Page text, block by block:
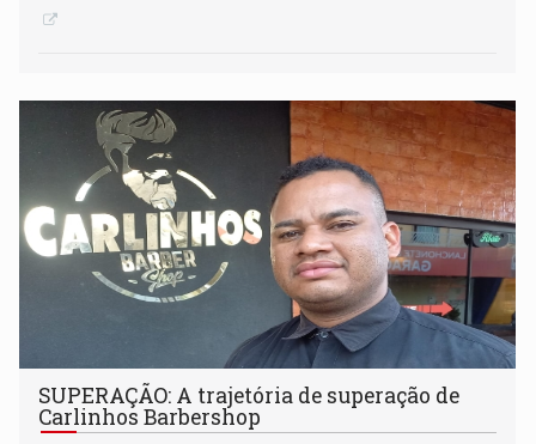
SUPERAÇÃO: A trajetória de superação de
Carlinhos Barbershop